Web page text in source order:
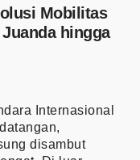
Mobilitas
hingga
Internasional
disambut